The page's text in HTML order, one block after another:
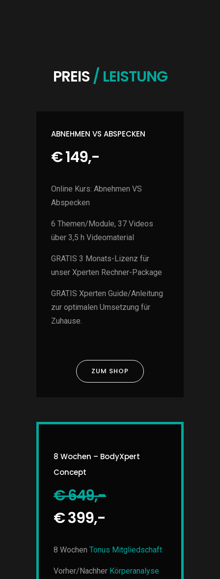
PREIS/ LEISTUNG
ABNEHMEN VS ABSPECKEN
€ 149,-
Online Kurs: Abnehmen VS
Abspecken
6 Themen/Module, 37 Videos
über 3,5 h Videomaterial
GRATIS 3 Monats-Lizenz für
unser Xperten Rechner-Package
GRATIS Xperten Guide/Anleitung
zur optimalen Umsetzung für
Zuhause.
ZUM SHOP
8 Wochen – BodyXpert
Concept
€ 649,-
€ 399,-
8 Wochen Tonus Mitgliedschaft
Vorher/Nachher Körperanalyse